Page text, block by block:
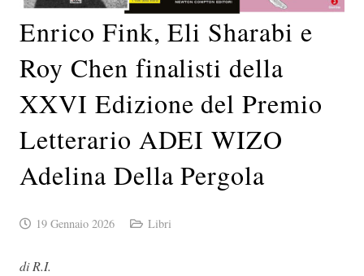
Enrico Fink, Eli Sharabi e
Roy Chen finalisti della
XXVI Edizione del Premio
Letterario ADEI WIZO
Adelina Della Pergola
19 Gennaio 2026 Libri
di R.I.